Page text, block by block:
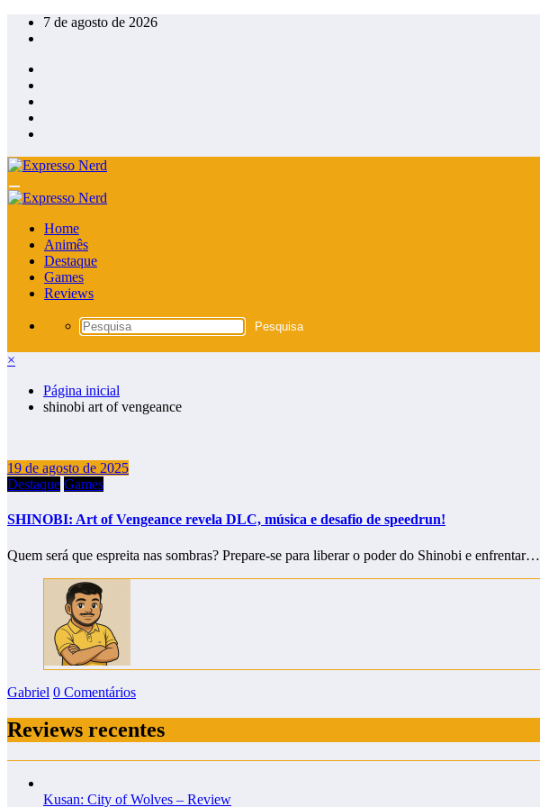
Pular
para
conteúdo
7 de agosto de 2026
Home
Animês
Destaque
Games
Reviews
×
Página inicial
shinobi art of vengeance
19 de agosto de 2025
Destaque Games
SHINOBI: Art of Vengeance revela DLC, música e desafio de speedrun!
Quem será que espreita nas sombras? Prepare-se para liberar o poder do Shinobi e enfrentar…
Gabriel 0 Comentários
Reviews recentes
Kusan: City of Wolves – Review